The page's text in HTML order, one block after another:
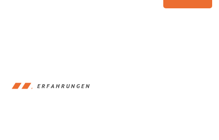
ERFAHRUNGEN